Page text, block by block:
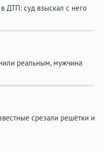
ДТП: суд взыскал с него
реальным, мужчина
срезали решётки и